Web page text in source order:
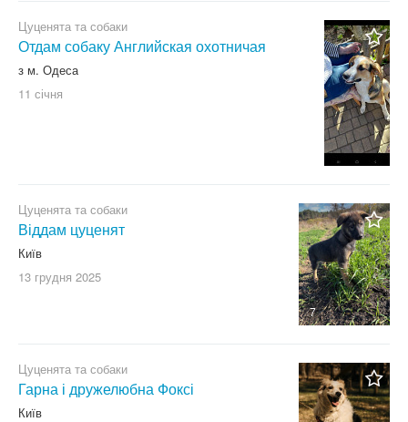
Цуценята та собаки
Отдам собаку Английская охотничая
з м. Одеса
11 січня
7
Цуценята та собаки
Віддам цуценят
Київ
13 грудня 2025
Цуценята та собаки
Гарна і дружелюбна Фоксі
Київ